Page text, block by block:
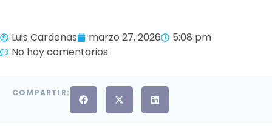
Luis Cardenas marzo 27, 2026
5:08 pm
No hay comentarios
COMPARTIR: